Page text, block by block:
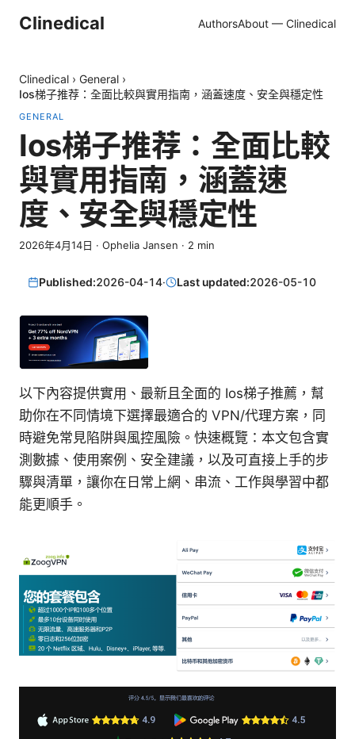
Clinedical AuthorsAbout — Clinedical
Clinedical › General ›
Ios梯子推荐：全面比較與實用指南，涵蓋速度、安全與穩定性
GENERAL
Ios梯子推荐：全面比較
與實用指南，涵蓋速
度、安全與穩定性
2026年4月14日 · Ophelia Jansen · 2 min
Published:2026-04-14· Last updated:2026-05-10
以下內容提供實用、最新且全面的 Ios梯子推薦，幫
助你在不同情境下選擇最適合的 VPN/代理方案，同
時避免常見陷阱與風控風險。快速概覽：本文包含實
測數據、使用案例、安全建議，以及可直接上手的步
驟與清單，讓你在日常上網、串流、工作與學習中都
能更順手。